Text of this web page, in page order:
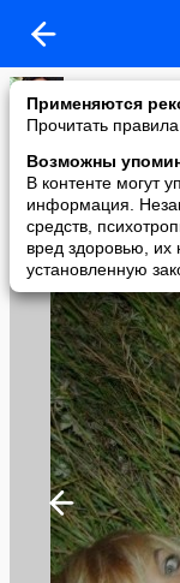
Применяются
Прочитать
Возможны
В контенте могут
информация.
средств,
вред здоровью, их
установленную
Танюшка
added a photo
18 Sep в 17:55